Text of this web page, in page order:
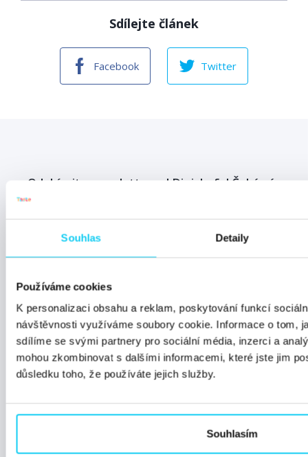
Souhlas Detaily
Používáme cookies
K personalizaci obsahu a reklam, poskytování funkcí
návštěvnosti využíváme soubory cookie. Informace o tom,
sdílíme se svými partnery pro sociální média, inzerci a
mohou zkombinovat s dalšími informacemi, které jste jim
důsledku toho, že používáte jejich služby.
Souhlasím
Sdílejte článek
Facebook Twitter
Odebírejte newsletter od Digichefu! Čeká vás
pravidelná nálož novinek z oboru, pozvánky na
čtenáře magazínu Digichef.
Přihlásit se k odběru
Odesláním formuláře souhlasíte se
zpracováním